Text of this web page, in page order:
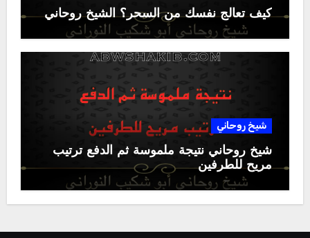
كيف تعالج نفسك من السحر؟ الشيخ روحاني
شيخ روحاني
شيخ روحاني نتيجة ملموسة ثم الدفع ترتيب
مريح للطرفين